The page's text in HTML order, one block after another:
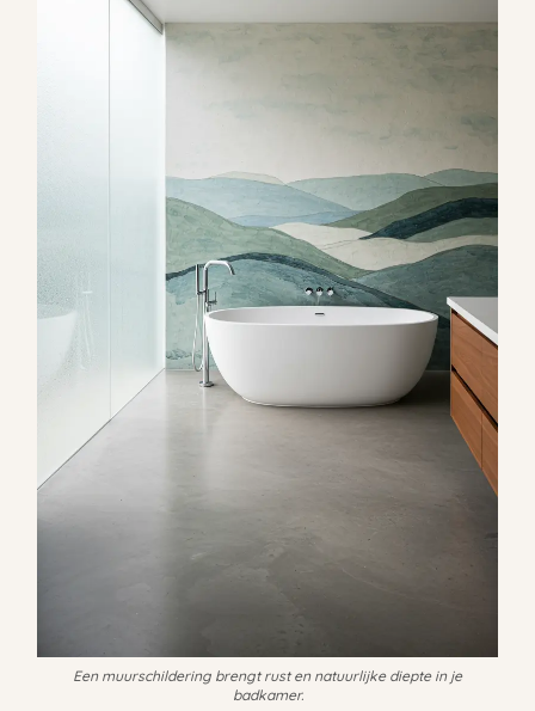
Een muurschildering brengt rust en natuurlijke diepte in je
badkamer.